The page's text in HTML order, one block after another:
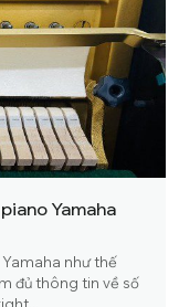
Yamaha
như thế
đủ thông tin về số